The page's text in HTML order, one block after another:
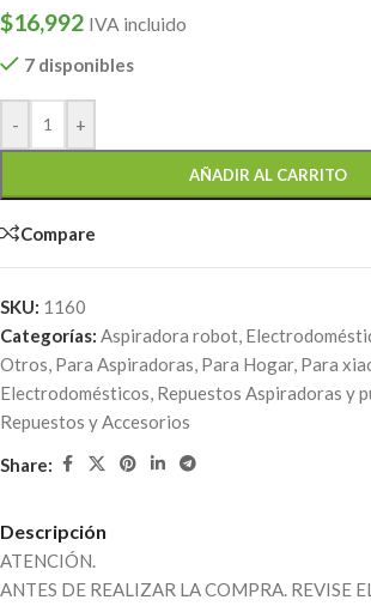
$16,992 IVA incluido
7 disponibles
- +
AÑADIR AL CARRITO
Compare
SKU: 1160
Categorías: Aspiradora robot,
Otros, Para Aspiradoras, Para Hogar, Para
Electrodomésticos, Repuestos Aspiradoras y
Repuestos y Accesorios
Share:
Descripción
ATENCIÓN.
ANTES DE REALIZAR LA COMPRA. REVISE